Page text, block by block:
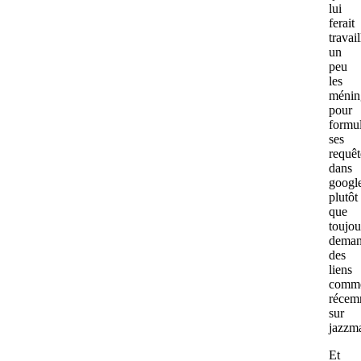
lui
ferait
un
peu
les
pour
ses
dans
plutôt
que
des
liens
sur
Et